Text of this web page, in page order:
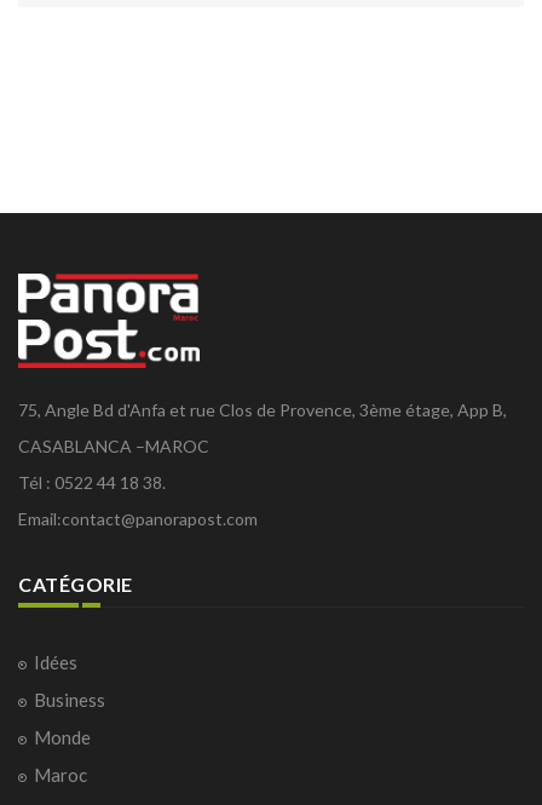
75, Angle Bd d'Anfa et rue Clos de Provence, 3ème étage, App B,
CASABLANCA –MAROC
Tél : 0522 44 18 38.
Email:contact@panorapost.com
CATÉGORIE
Idées
Business
Monde
Maroc